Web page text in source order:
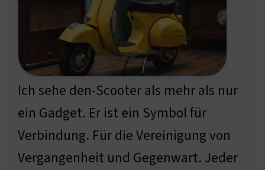
Ich sehe den-Scooter als mehr als nur
ein Gadget. Er ist ein Symbol für
Verbindung. Für die Vereinigung von
Vergangenheit und Gegenwart. Jeder